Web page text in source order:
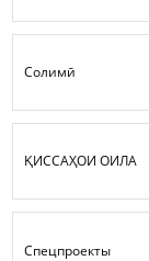
Солимӣ
ҚИССАҲОИ ОИЛА
Спецпроекты